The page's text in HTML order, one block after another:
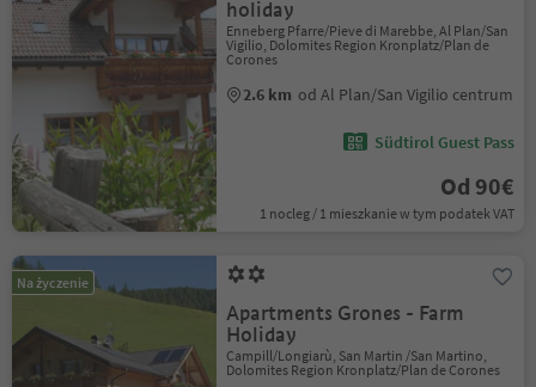
holiday
Enneberg Pfarre/Pieve di Marebbe, Al Plan/San
Vigilio, Dolomites Region Kronplatz/Plan de
Corones
2.6 km od Al Plan/San Vigilio centrum
Südtirol Guest Pass
Od 90€
1 nocleg / 1 mieszkanie w tym podatek VAT
Na życzenie
Apartments Grones - Farm
Holiday
Campill/Longiarù, San Martin /San Martino,
Dolomites Region Kronplatz/Plan de Corones